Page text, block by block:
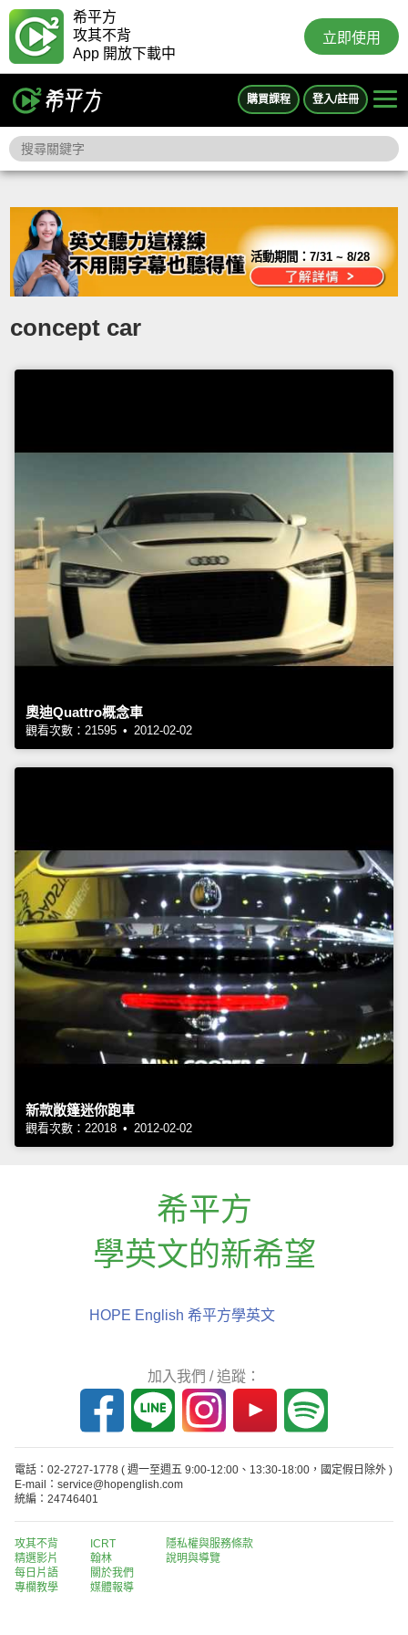
希平方
攻其不背
App 開放下載中
立即使用
購買課程 登入/註冊
活動期間：7/31 ~ 8/28
concept car
奧迪Quattro概念車
觀看次數：21595 • 2012-02-02
新款敞篷迷你跑車
觀看次數：22018 • 2012-02-02
希平方
學英文的新希望
HOPE English 希平方學英文
加入我們 / 追蹤：
電話：02-2727-1778 ( 週一至週五 9:00-12:00、13:30-18:00，國定假日除外 )
E-mail：service@hopenglish.com
統編：24746401
攻其不背
精選影片
每日片語
專欄教學
ICRT
翰林
關於我們
媒體報導
隱私權與服務條款
說明與導覽